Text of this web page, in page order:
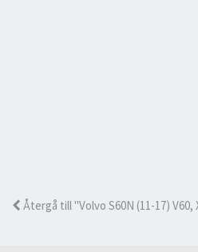
Återgå till "Volvo S60N (11-17) V60,